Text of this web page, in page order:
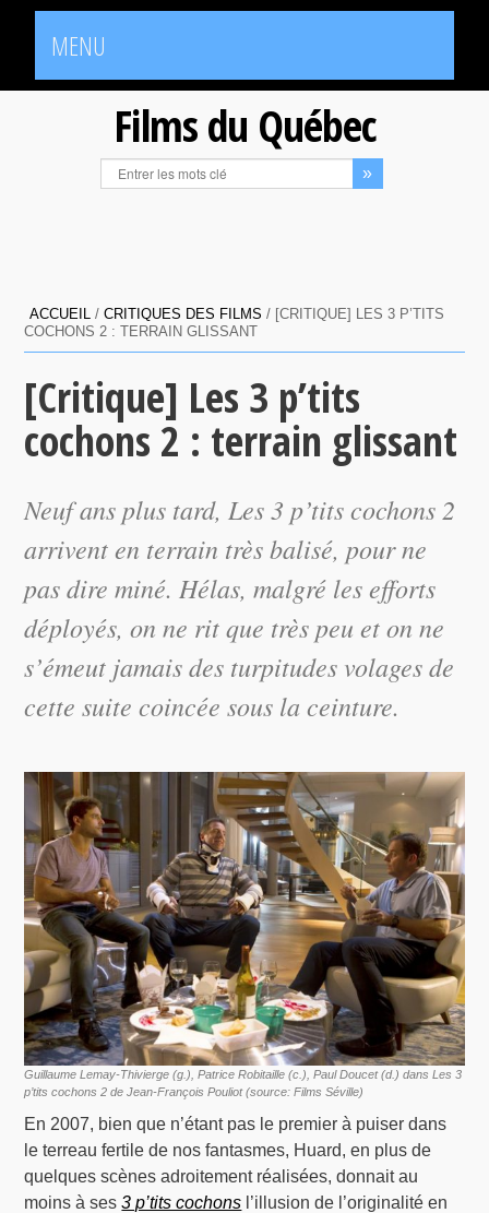
MENU
Films du Québec
ACCUEIL /CRITIQUES DES FILMS / [CRITIQUE] LES 3 P’TITS
COCHONS 2 : TERRAIN GLISSANT
[Critique] Les 3 p’tits
cochons 2 : terrain glissant
Neuf ans plus tard, Les 3 p’tits cochons 2
arrivent en terrain très balisé, pour ne
pas dire miné. Hélas, malgré les efforts
déployés, on ne rit que très peu et on ne
s’émeut jamais des turpitudes volages de
cette suite coincée sous la ceinture.
Guillaume Lemay-Thivierge (g.), Patrice Robitaille (c.), Paul Doucet (d.) dans Les 3
p’tits cochons 2 de Jean-François Pouliot (source: Films Séville)
En 2007, bien que n’étant pas le premier à puiser dans
le terreau fertile de nos fantasmes, Huard, en plus de
quelques scènes adroitement réalisées, donnait au
moins à ses3 p’tits cochons l’illusion de l’originalité en